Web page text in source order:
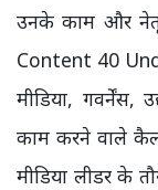
उनके काम और
Content 40
मीडिया,
काम करने वाले
मीडिया लीडर के